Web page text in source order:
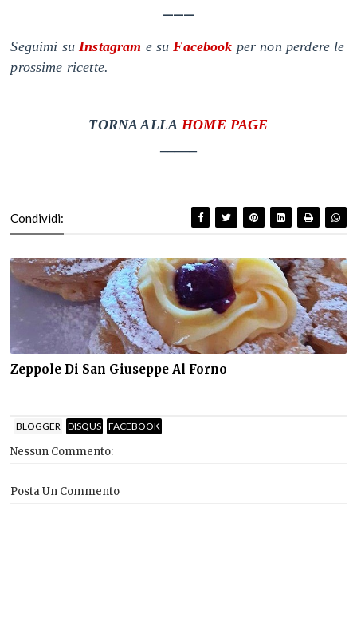
___
Seguimi suInstagram e suFacebook per non perdere le
prossime ricette.
TORNA ALLA HOME PAGE
Condividi:
Zeppole Di San Giuseppe Al Forno
BLOGGER DISQUS FACEBOOK
Nessun Commento:
Posta Un Commento